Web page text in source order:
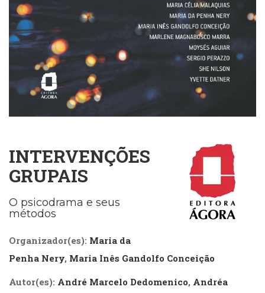
Cinema
(23)
Comportamento
(418)
Comunicação
(232)
Corpo
Movimento
Interior
(222)
Criatividade
Culinária,
Alimentação
Economia,
Negócios
Educação
INTERVENÇÕES
GRUPAIS
O psicodrama e seus
métodos
Organizador(es): Maria da
Penha Nery, Maria Inês Gandolfo Conceição
Autor(es): André Marcelo Dedomenico, Andréa